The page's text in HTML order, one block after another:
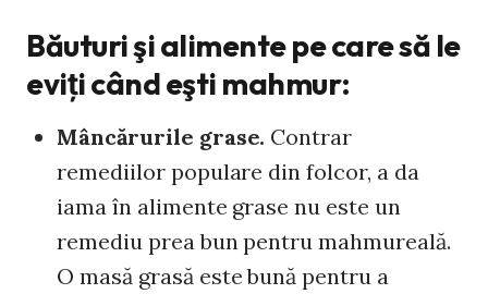
Băuturi şi alimente pe care să le
eviţi când eşti mahmur:
Mâncărurile grase. Contrar
remediilor populare din folcor, a da
iama în alimente grase nu este un
remediu prea bun pentru mahmureală.
O masă grasă este bună pentru a